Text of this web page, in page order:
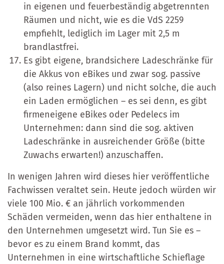
in eigenen und feuerbeständig abgetrennten
Räumen und nicht, wie es die VdS 2259
empfiehlt, lediglich im Lager mit 2,5 m
brandlastfrei.
Es gibt eigene, brandsichere Ladeschränke für
die Akkus von eBikes und zwar sog. passive
(also reines Lagern) und nicht solche, die auch
ein Laden ermöglichen – es sei denn, es gibt
firmeneigene eBikes oder Pedelecs im
Unternehmen: dann sind die sog. aktiven
Ladeschränke in ausreichender Größe (bitte
Zuwachs erwarten!) anzuschaffen.
In wenigen Jahren wird dieses hier veröffentliche
Fachwissen veraltet sein. Heute jedoch würden wir
viele 100 Mio. € an jährlich vorkommenden
Schäden vermeiden, wenn das hier enthaltene in
den Unternehmen umgesetzt wird. Tun Sie es –
bevor es zu einem Brand kommt, das
Unternehmen in eine wirtschaftliche Schieflage